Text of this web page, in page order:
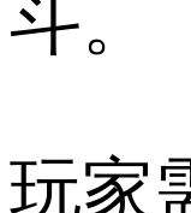
斗。
玩家